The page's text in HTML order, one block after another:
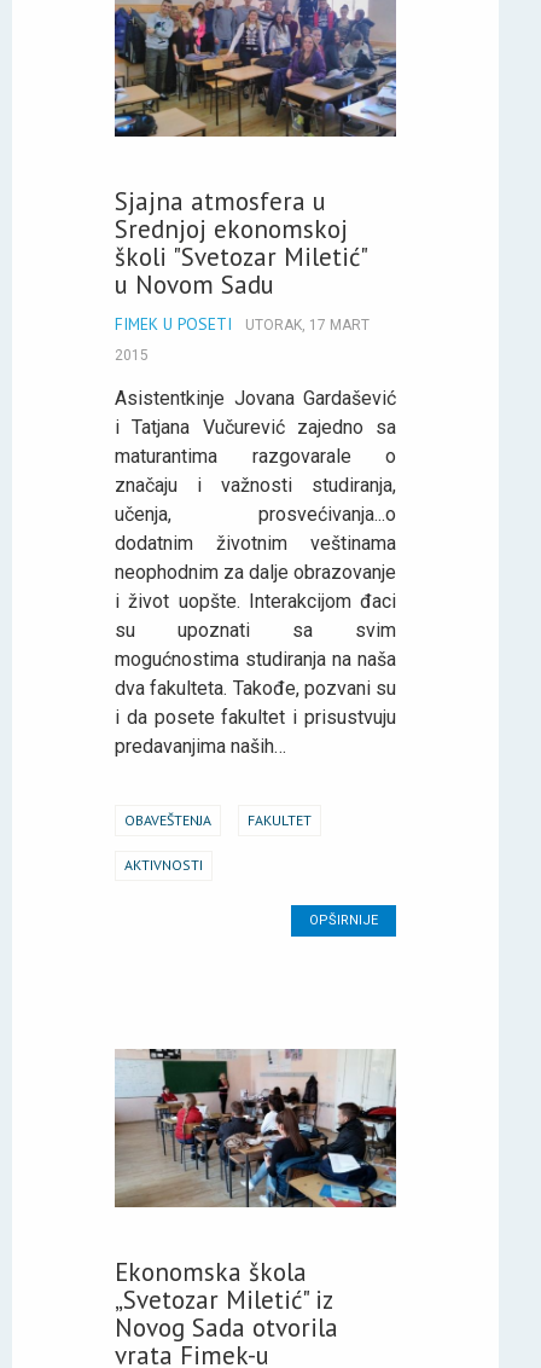
Sjajna atmosfera u
Srednjoj ekonomskoj
školi "Svetozar Miletić"
u Novom Sadu
FIMEK U POSETI
UTORAK, 17 MART
2015
Asistentkinje Jovana Gardašević
i Tatjana Vučurević zajedno sa
maturantima razgovarale o
značaju i važnosti studiranja,
učenja, prosvećivanja...o
dodatnim životnim veštinama
neophodnim za dalje obrazovanje
i život uopšte. Interakcijom đaci
su upoznati sa svim
mogućnostima studiranja na naša
dva fakulteta. Takođe, pozvani su
i da posete fakultet i prisustvuju
predavanjima naših…
OBAVEŠTENJA FAKULTET
AKTIVNOSTI
OPŠIRNIJE
Ekonomska škola
„Svetozar Miletić" iz
Novog Sada otvorila
vrata Fimek-u